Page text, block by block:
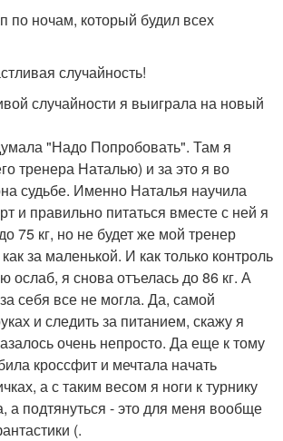
по ночам, который будил всех
случайность!
случайности я выиграла на новый
"Надо Попробовать". Там я
тренера Наталью) и за это я во
судьбе. Именно Наталья научила
и правильно питаться вместе с ней я
75 кг, но не будет же мой тренер
за маленькой. И как только контроль
ослаб, я снова отъелась до 86 кг. А
себя все не могла. Да, самой
и следить за питанием, скажу я
очень непросто. Да еще к тому
кроссфит и мечтала начать
а с таким весом я ноги к турнику
а подтянуться - это для меня вообще
(.